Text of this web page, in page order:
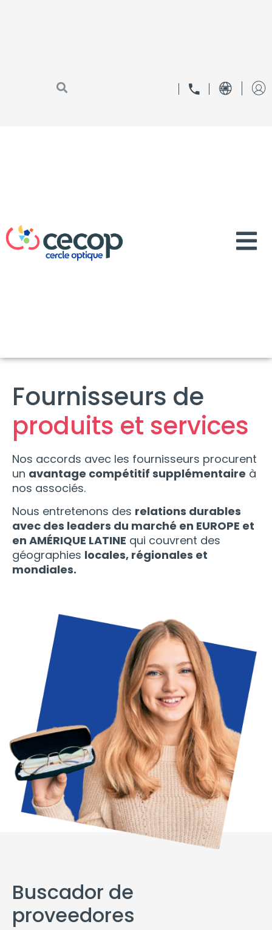
Fournisseurs de
produits et services
Nos accords avec les fournisseurs procurent
un avantage compétitif supplémentaire à
nos associés.
Nous entretenons des relations durables
avec des leaders du marché en EUROPE et
en AMÉRIQUE LATINE qui couvrent des
géographies locales, régionales et
mondiales.
Buscador de
proveedores